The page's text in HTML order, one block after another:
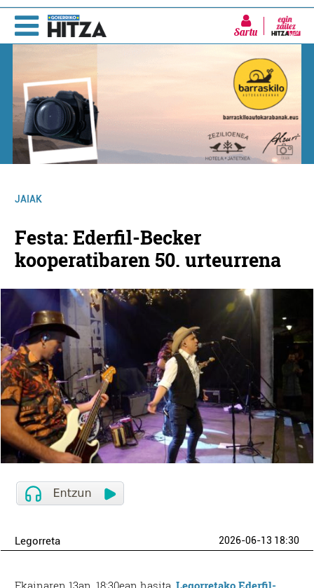
Sartu
JAIAK
Festa: Ederfil-Becker
kooperatibaren 50. urteurrena
Legorreta 2026-06-13 18:30
Ekainaren 13an, 18:30ean hasita,Legorretako Ederfil-